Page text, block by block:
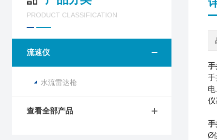
PRODUCT CLASSIFICATION
流速仪
水流雷达枪
查看全部产品
手
手
仪
手
Ø